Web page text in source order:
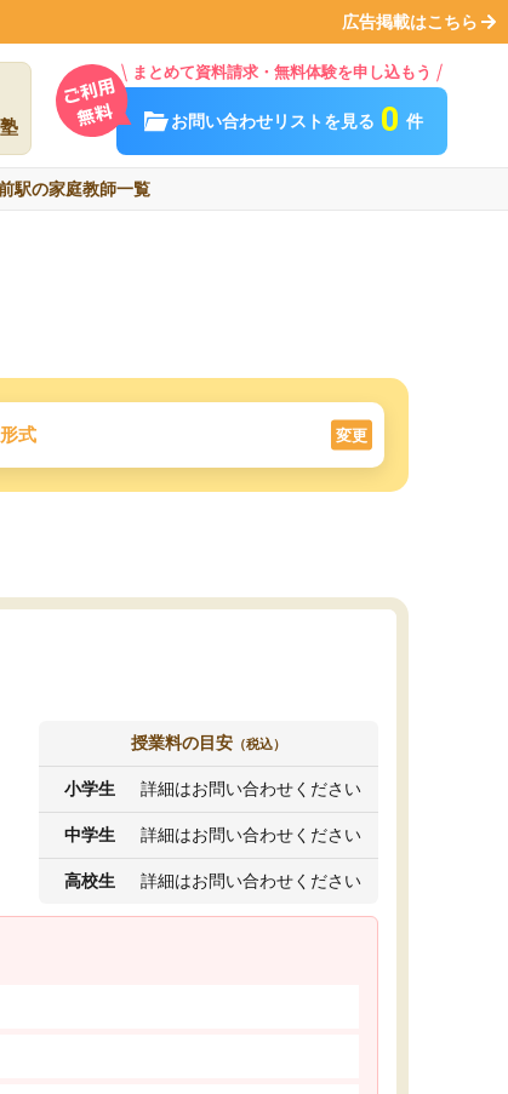
広告掲載はこちら
まとめて資料請求・無料体験を申し込もう
お問い合わせリストを見る 0 件
駅の家庭教師一覧
式 変更
授業料の目安 （税込）
小学生 詳細はお問い合わせください
中学生 詳細はお問い合わせください
高校生 詳細はお問い合わせください